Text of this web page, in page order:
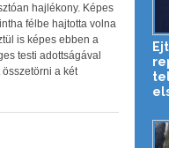
hajlékony. Képes
félbe hajtotta volna
is képes ebben a
testi adottságával
a két